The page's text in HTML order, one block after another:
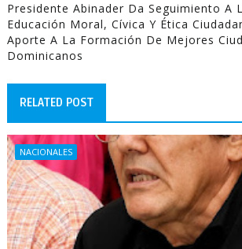
Presidente Abinader Da Seguimiento A
Educación Moral, Cívica Y Ética
Aporte A La Formación De Mejores
Dominicanos
RELATED POST
NACIONALES